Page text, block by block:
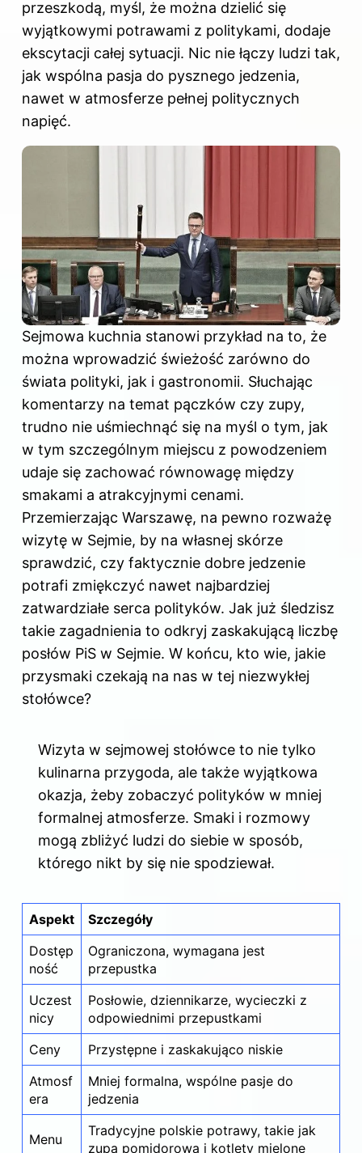
przeszkodą, myśl, że można dzielić się
wyjątkowymi potrawami z politykami, dodaje
ekscytacji całej sytuacji. Nic nie łączy ludzi tak,
jak wspólna pasja do pysznego jedzenia,
nawet w atmosferze pełnej politycznych
napięć.
Sejmowa kuchnia stanowi przykład na to, że
można wprowadzić świeżość zarówno do
świata polityki, jak i gastronomii. Słuchając
komentarzy na temat pączków czy zupy,
trudno nie uśmiechnąć się na myśl o tym, jak
w tym szczególnym miejscu z powodzeniem
udaje się zachować równowagę między
smakami a atrakcyjnymi cenami.
Przemierzając Warszawę, na pewno rozważę
wizytę w Sejmie, by na własnej skórze
sprawdzić, czy faktycznie dobre jedzenie
potrafi zmiękczyć nawet najbardziej
zatwardziałe serca polityków. Jak już śledzisz
takie zagadnienia to odkryj zaskakującą liczbę
posłów PiS w Sejmie. W końcu, kto wie, jakie
przysmaki czekają na nas w tej niezwykłej
stołówce?
Wizyta w sejmowej stołówce to nie tylko
kulinarna przygoda, ale także wyjątkowa
okazja, żeby zobaczyć polityków w mniej
formalnej atmosferze. Smaki i rozmowy
mogą zbliżyć ludzi do siebie w sposób,
którego nikt by się nie spodziewał.
Aspekt
Szczegóły
Dostęp
ność
Ograniczona, wymagana jest
przepustka
Uczest
nicy
Posłowie, dziennikarze, wycieczki z
odpowiednimi przepustkami
Ceny
Przystępne i zaskakująco niskie
Atmosf
era
Mniej formalna, wspólne pasje do
jedzenia
Menu
Tradycyjne polskie potrawy, takie jak
zupa pomidorowa i kotlety mielone